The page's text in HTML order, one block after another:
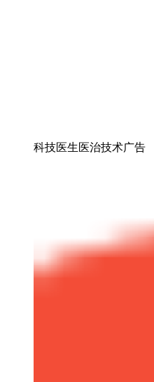
科技医生医治技术广告